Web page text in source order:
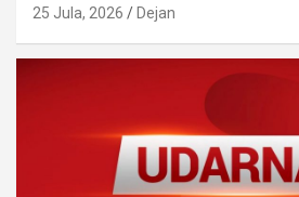
25 Jula, 2026 Dejan